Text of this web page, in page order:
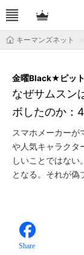
キーマンズネット
なぜサムスン
ボしたのか：
金曜Black★ピット
スマホメーカーが
や人気キャラクタ
しいことではない
となる。それが偽
Share